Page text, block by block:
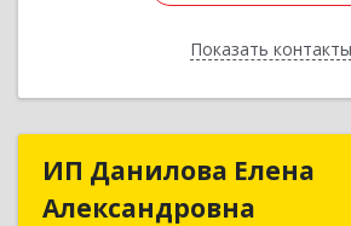
Показать контакты
Назад
ИП Данилова Елена
Александровна
ИП